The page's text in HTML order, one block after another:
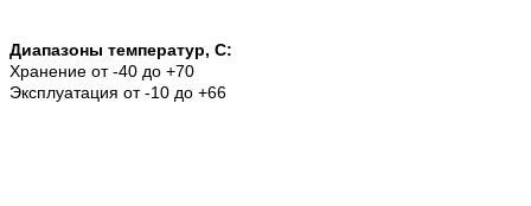
Диапазоны температур, С:
Хранение от -40 до +70
Эксплуатация от -10 до +66